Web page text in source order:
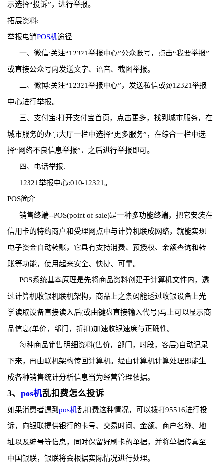
示选择“投诉”，进行举报。
拓展资料:
举报电销POS机途径
一、微信:关注“12321举报中心”公众账号，点击“我要举报”
或直接公众号内发送文字、语音、截图举报。
二、微博:关注“12321举报中心”，发送私信或@12321举报
中心进行举报。
三、支付宝:打开支付宝首页，点击更多，找到城市服务，在
城市服务的办事大厅一栏中选择“更多服务”，在综合一栏中选
择“网络不良信息举报”，之后进行举报即可。
四、电话举报:
12321举报中心:010-12321。
POS简介
销售终端--POS(point of sale)是一种多功能终端，把它安装在
信用卡的特约商户和受理网点中与计算机联成网络，就能实现
电子资金自动转账，它具有支持消费、预授权、余额查询和转
账等功能，使用起来安全、快捷、可靠。
POS系统基本原理是先将商品资料创建于计算机文件内，透
过计算机收银机联机架构，商品上之条码能透过收银设备上光
学读取设备直接读入后(或由键盘直接输入代号)马上可以显示商
品信息(单价，部门，折扣)加速收银速度与正确性。
每种商品销售明细资料(售价，部门，时段，客层)自动记录
下来，再由联机架构传回计算机。经由计算机计算处理即能生
成各种销售统计分析信息当为经营管理依据。
3、 pos机乱扣费怎么投诉
如果消费者遇到 pos机乱扣费这种情况，可以拨打95516进行投
诉，向银联提供银行的卡号、交易时间、金额、商户名称、地
址以及编号等信息，同时保留好刷卡的单据，并将单据传真至
中国银联，银联将会根据实际情况进行处理。